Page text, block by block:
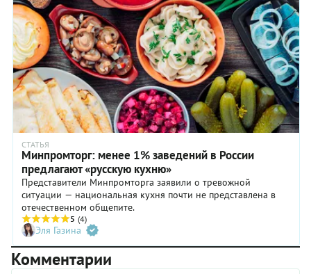
СТАТЬЯ
Минпромторг: менее 1% заведений в России
предлагают «русскую кухню»
Представители Минпромторга заявили о тревожной
ситуации — национальная кухня почти не представлена в
отечественном общепите.
5 (4)
Эля Газина
Комментарии